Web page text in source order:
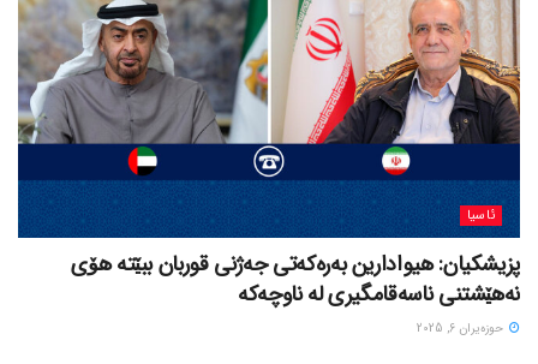
ئاسیا
پزیشکیان: هیوادارین بەرەکەتی جەژنی قوربان ببێتە هۆی
نەهێشتنی ناسەقامگیری لە ناوچەکە
حوزه‌یران 6, 2025